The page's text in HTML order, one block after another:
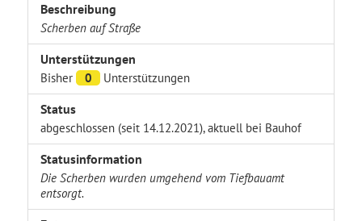
Beschreibung
Scherben auf Straße
Unterstützungen
Bisher 0 Unterstützungen
Status
abgeschlossen (seit 14.12.2021), aktuell bei Bauhof
Statusinformation
Die Scherben wurden umgehend vom Tiefbauamt
entsorgt.